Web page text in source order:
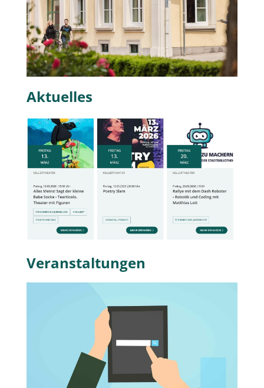
Aktuelles
Veranstaltungen